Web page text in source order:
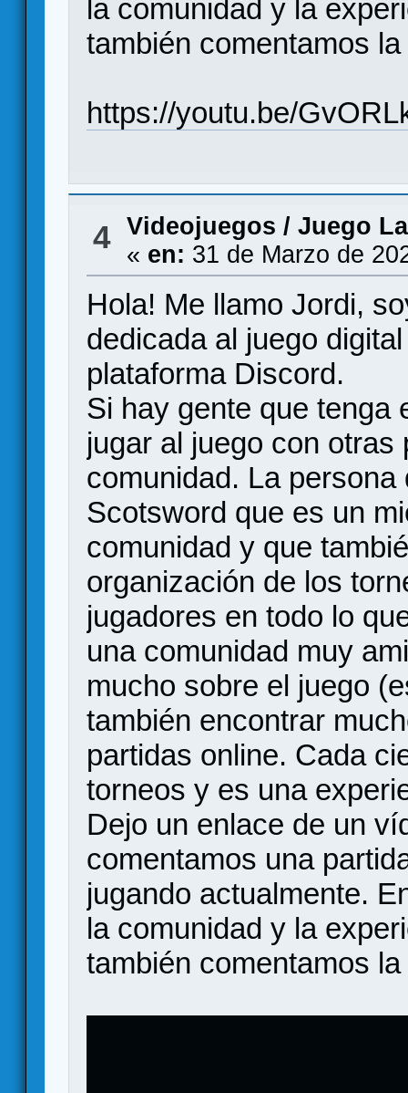
la comunidad y la
también comentamos
https://youtu.be/
4 Videojuegos / Juego
« en: 31 de Marzo de
Hola! Me llamo Jordi,
dedicada al juego
plataforma Discord.
Si hay gente que tenga
jugar al juego con
comunidad. La
Scotsword que es un
comunidad y que
organización de los
jugadores en todo lo
una comunidad muy
mucho sobre el juego
también encontrar
partidas online. Cada
torneos y es una
Dejo un enlace de un
comentamos una
jugando actualmente.
la comunidad y la
también comentamos